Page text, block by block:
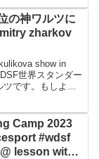
の神ワルツに
zharkov
show in
世界スタンダー
ツです。もしよけ
Camp 2023
#wdsf
lesson with